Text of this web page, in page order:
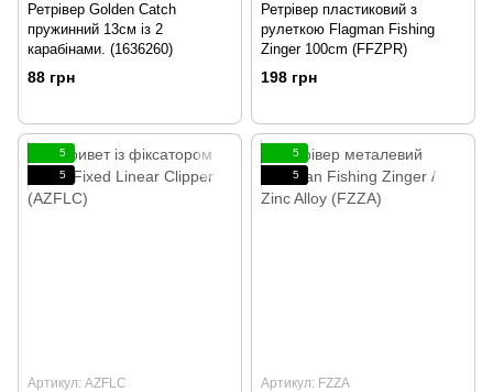
Ретрівер Golden Catch
пружинний 13см із 2
карабінами. (1636260)
88 грн
Ретрівер пластиковий з
рулеткою Flagman Fishing
Zinger 100cm (FFZPR)
198 грн
5
5
Артикул: AZFLC
5
5
Артикул: FZZA